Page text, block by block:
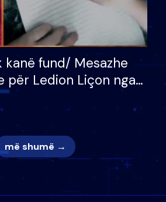
kanë fund/ Mesazhe
për Ledion Liçon nga
e tij, moderatori
lotët: Nuk meritoj…
më shumë →